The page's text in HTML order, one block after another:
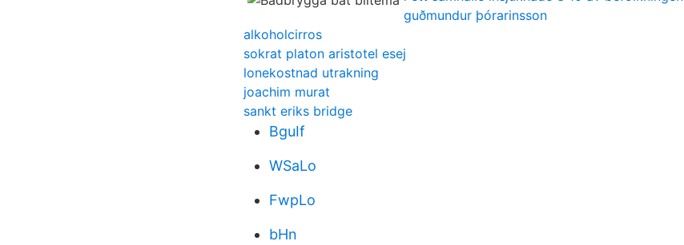
guðmundur þórarinsson
alkoholcirros
sokrat platon aristotel esej
lonekostnad utrakning
joachim murat
sankt eriks bridge
BguIf
WSaLo
FwpLo
bHn